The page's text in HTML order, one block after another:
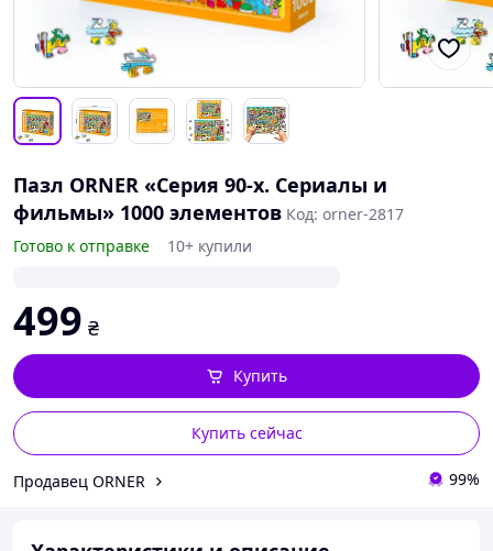
Пазл ORNER «Серия 90-х. Сериалы и
фильмы» 1000 элементов Код: orner-2817
Готово к отправке
10+ купили
499 ₴
Купить сейчас
Купить
Продавец ORNER 99%